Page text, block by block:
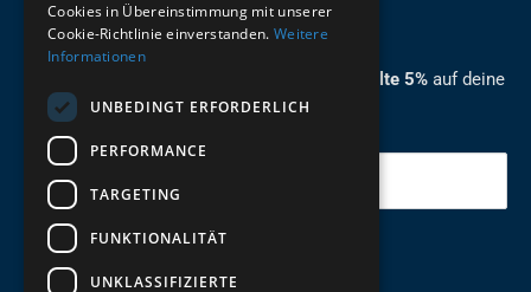
ZUM NEWSLETTER ANMELDEN
Melde dich jetzt zum Newsletter an und erhalte 5% auf deine
erste Bestellung.
Deine Email
Abschicken
Cookies in Übereinstimmung mit unserer
Cookie-Richtlinie einverstanden. Weitere
Informationen
UNBEDINGT ERFORDERLICH
PERFORMANCE
TARGETING
FUNKTIONALITÄT
UNKLASSIFIZIERTE